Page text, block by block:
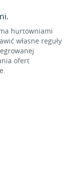
hurtowniami
własne reguły
ofert